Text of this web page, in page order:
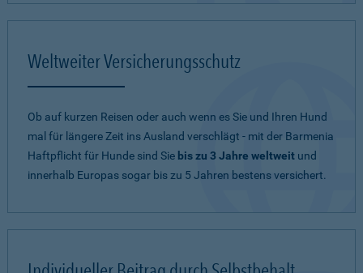
Weltweiter Versicherungsschutz
Ob auf kurzen Reisen oder auch wenn es Sie und Ihren Hund
mal für längere Zeit ins Ausland verschlägt - mit der Barmenia
Haftpflicht für Hunde sind Sie bis zu 3 Jahre weltweit und
innerhalb Europas sogar bis zu 5 Jahren bestens versichert.